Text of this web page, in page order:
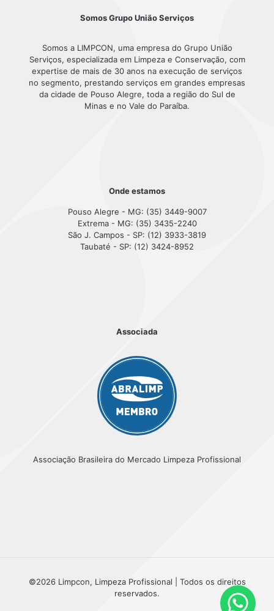
Somos Grupo União Serviços
Somos a LIMPCON, uma empresa do Grupo União
Serviços, especializada em Limpeza e Conservação, com
expertise de mais de 30 anos na execução de serviços
no segmento, prestando serviços em grandes empresas
da cidade de Pouso Alegre, toda a região do Sul de
Minas e no Vale do Paraíba.
Onde estamos
Pouso Alegre - MG: (35) 3449-9007
Extrema - MG: (35) 3435-2240
São J. Campos - SP: (12) 3933-3819
Taubaté - SP: (12) 3424-8952
Associada
Associação Brasileira do Mercado Limpeza Profissional
©2026 Limpcon, Limpeza Profissional | Todos os direitos
reservados.